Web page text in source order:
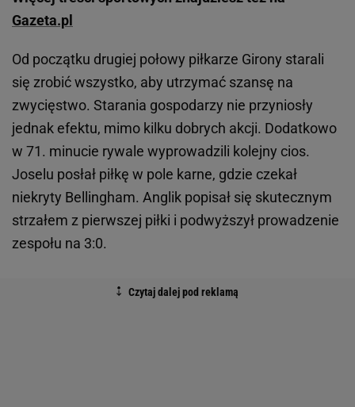
Gazeta.pl
Od początku drugiej połowy piłkarze Girony starali
się zrobić wszystko, aby utrzymać szansę na
zwycięstwo. Starania gospodarzy nie przyniosły
jednak efektu, mimo kilku dobrych akcji. Dodatkowo
w 71. minucie rywale wyprowadzili kolejny cios.
Joselu posłał piłkę w pole karne, gdzie czekał
niekryty Bellingham. Anglik popisał się skutecznym
strzałem z pierwszej piłki i podwyższył prowadzenie
zespołu na 3:0.